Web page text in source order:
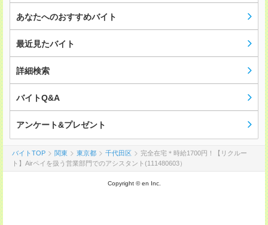
あなたへのおすすめバイト
最近見たバイト
詳細検索
バイトQ&A
アンケート&プレゼント
バイトTOP 関東 東京都 千代田区
完全在宅＊時給1700円！【リクルー
ト】Airペイを扱う営業部門でのアシスタント(111480603）
Copyright © en Inc.